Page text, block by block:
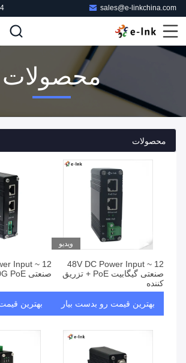
sales@e-linkchina.com
محصولات
محصولات
ویدیو
12 ~ 48V DC Power Input
صنعتی گیگابیت PoE + تزریق
کننده
بهترین قیمت رو بدست بیار
صنعتی 10G PoE + تزریق کننده
بهترین